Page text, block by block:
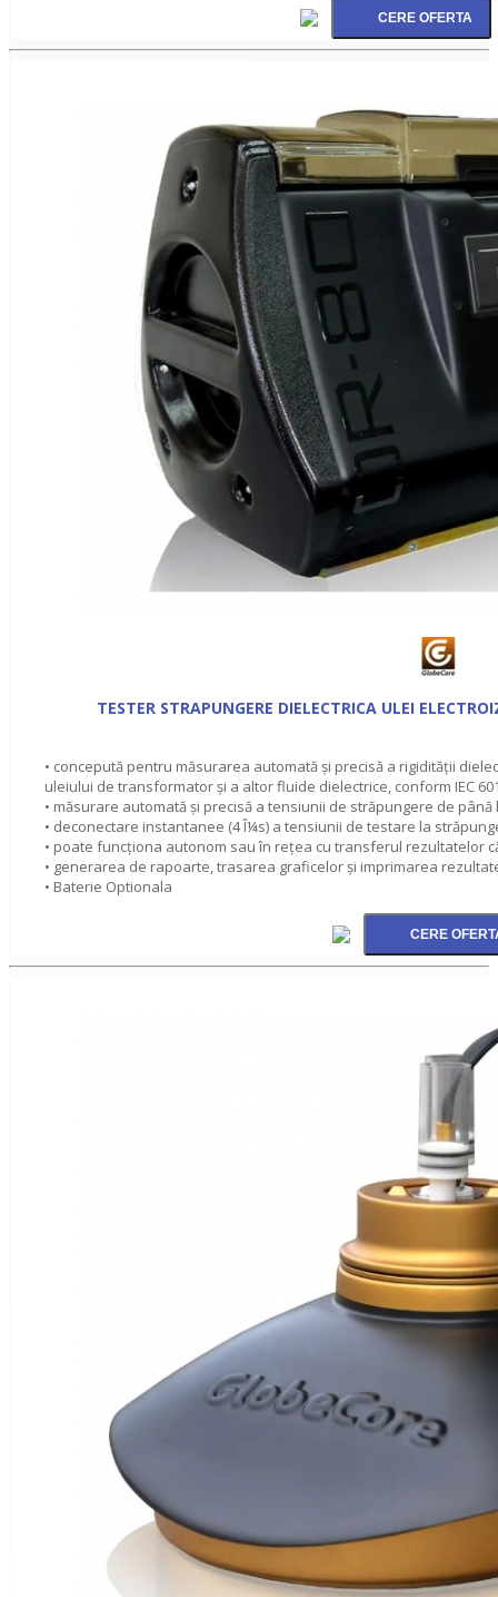
TESTER STRAPUNGERE DIELECTRICA ULEI
• concepută pentru măsurarea automată şi precisă a rigidităţii
uleiului de transformator şi a altor fluide dielectrice, conform IEC
• măsurare automată şi precisă a tensiunii de străpungere de până
• deconectare instantanee (4 Î¼s) a tensiunii de testare la
• poate funcţiona autonom sau în reţea cu transferul rezultatelor
• generarea de rapoarte, trasarea graficelor şi imprimarea
• Baterie Optionala